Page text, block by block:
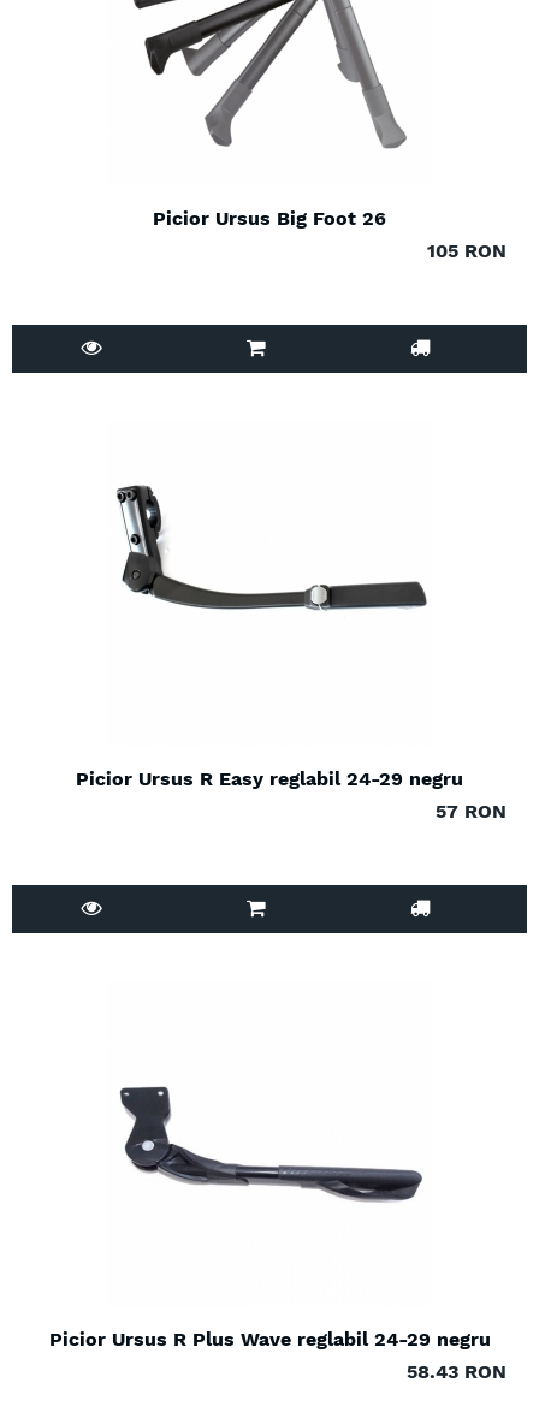
Picior Ursus Big Foot 26
105 RON
Picior Ursus R Easy reglabil 24-29 negru
57 RON
Picior Ursus R Plus Wave reglabil 24-29 negru
58.43 RON